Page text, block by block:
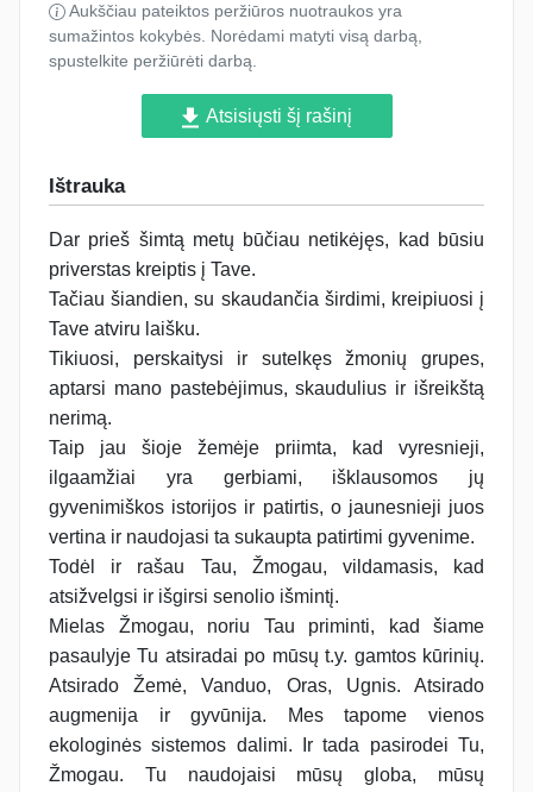
Aukščiau pateiktos peržiūros nuotraukos yra
sumažintos kokybės. Norėdami matyti visą darbą,
spustelkite peržiūrėti darbą.
Atsisiųsti šį rašinį
Ištrauka
Dar prieš šimtą metų būčiau netikėjęs, kad būsiu
priverstas kreiptis į Tave.
Tačiau šiandien, su skaudančia širdimi, kreipiuosi į
Tave atviru laišku.
Tikiuosi, perskaitysi ir sutelkęs žmonių grupes,
aptarsi mano pastebėjimus, skaudulius ir išreikštą
nerimą.
Taip jau šioje žemėje priimta, kad vyresnieji,
ilgaamžiai yra gerbiami, išklausomos jų
gyvenimiškos istorijos ir patirtis, o jaunesnieji juos
vertina ir naudojasi ta sukaupta patirtimi gyvenime.
Todėl ir rašau Tau, Žmogau, vildamasis, kad
atsižvelgsi ir išgirsi senolio išmintį.
Mielas Žmogau, noriu Tau priminti, kad šiame
pasaulyje Tu atsiradai po mūsų t.y. gamtos kūrinių.
Atsirado Žemė, Vanduo, Oras, Ugnis. Atsirado
augmenija ir gyvūnija. Mes tapome vienos
ekologinės sistemos dalimi. Ir tada pasirodei Tu,
Žmogau. Tu naudojaisi mūsų globa, mūsų